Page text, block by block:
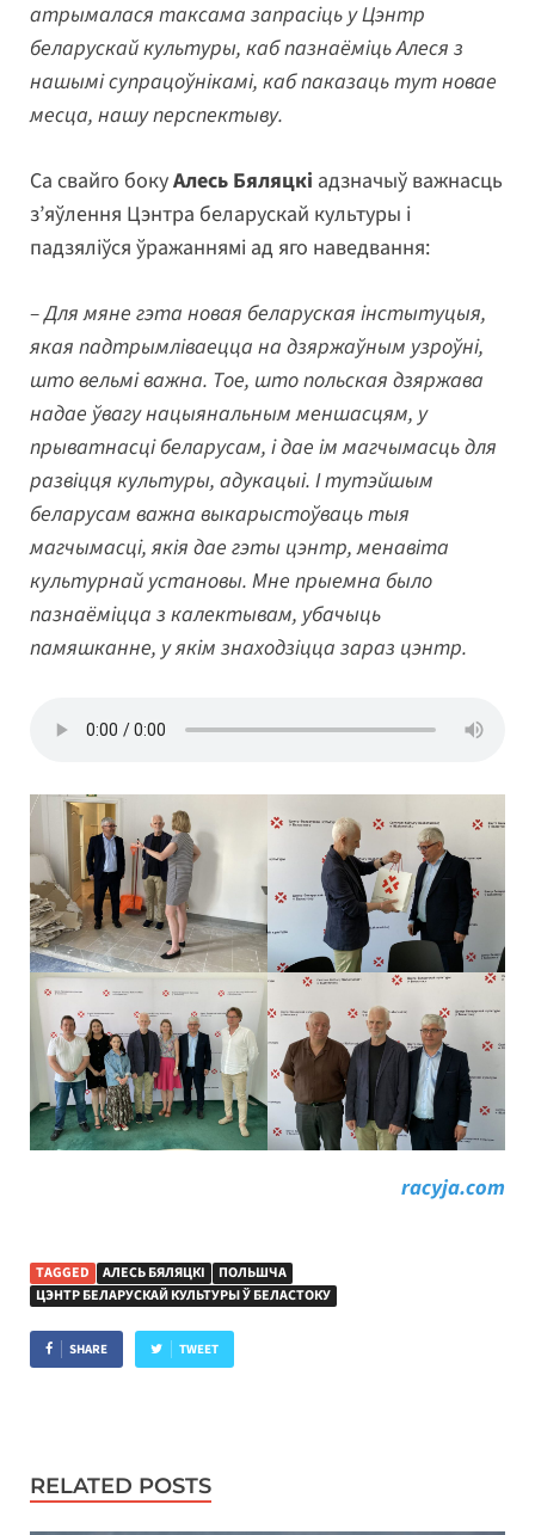
атрымалася таксама запрасіць у Цэнтр
беларускай культуры, каб пазнаёміць Алеся з
нашымі супрацоўнікамі, каб паказаць тут новае
месца, нашу перспектыву.
Са свайго бокуАлесь Бяляцкі адзначыў важнасць
з’яўлення Цэнтра беларускай культуры і
падзяліўся ўражаннямі ад яго наведвання:
– Для мяне гэта новая беларуская інстытуцыя,
якая падтрымліваецца на дзяржаўным узроўні,
што вельмі важна. Тое, што польская дзяржава
надае ўвагу нацыянальным меншасцям, у
прыватнасці беларусам, і дае ім магчымасць для
развіцця культуры, адукацыі. І тутэйшым
беларусам важна выкарыстоўваць тыя
магчымасці, якія дае гэты цэнтр, менавіта
культурнай установы. Мне прыемна было
пазнаёміцца з калектывам, убачыць
памяшканне, у якім знаходзіцца зараз цэнтр.
racyja.com
TAGGED АЛЕСЬ БЯЛЯЦКІ
ПОЛЬШЧА
ЦЭНТР БЕЛАРУСКАЙ КУЛЬТУРЫ Ў БЕЛАСТОКУ
SHARE TWEET
RELATED POSTS